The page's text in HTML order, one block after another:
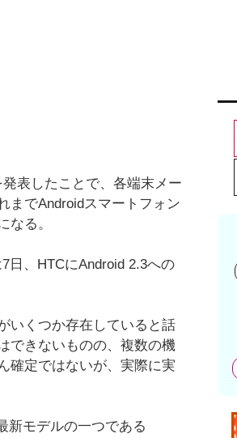
表したことで、各端末メー
までAndroidスマートフォン
なる。
日、HTCにAndroid 2.3への
いくつか存在していると話
できないものの、複数の機
確定ではないが、実際に実
新モデルの一つである